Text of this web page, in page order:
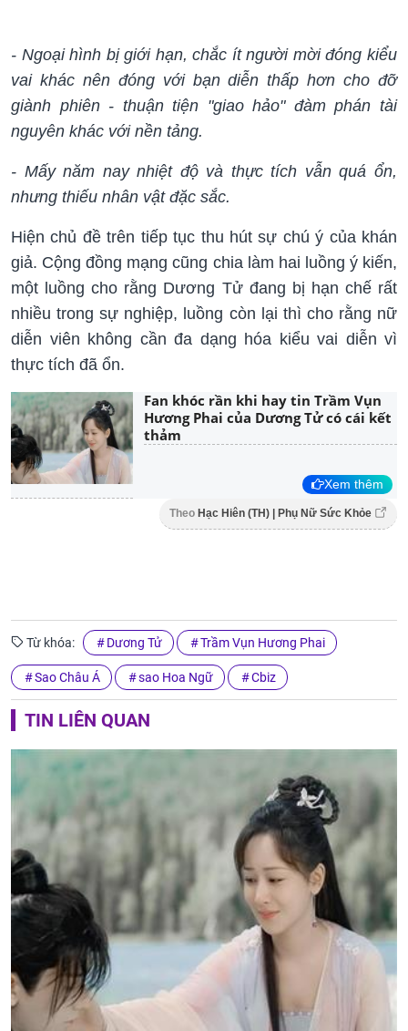
- Ngoại hình bị giới hạn, chắc ít người mời đóng kiểu
vai khác nên đóng với bạn diễn thấp hơn cho đỡ
giành phiên - thuận tiện "giao hảo" đàm phán tài
nguyên khác với nền tảng.
- Mấy năm nay nhiệt độ và thực tích vẫn quá ổn,
nhưng thiếu nhân vật đặc sắc.
Hiện chủ đề trên tiếp tục thu hút sự chú ý của khán
giả. Cộng đồng mạng cũng chia làm hai luồng ý kiến,
một luồng cho rằng Dương Tử đang bị hạn chế rất
nhiều trong sự nghiệp, luồng còn lại thì cho rằng nữ
diễn viên không cần đa dạng hóa kiểu vai diễn vì
thực tích đã ổn.
Fan khóc rần khi hay tin Trầm Vụn
Hương Phai của Dương Tử có cái kết
thảm
Xem thêm
Theo Hạc Hiên (TH) | Phụ Nữ Sức Khỏe
Từ khóa: Dương Tử Trầm Vụn Hương Phai
Sao Châu Á sao Hoa Ngữ Cbiz
TIN LIÊN QUAN